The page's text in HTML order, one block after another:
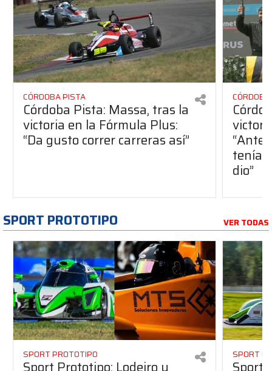
CÓRDOBA PISTA
Córdoba Pista: Massa, tras la
victoria en la Fórmula Plus:
“Da gusto correr carreras así”
dio”
SPORT PROTOTIPO VER TODAS
SPORT PROTOTIPO SPORT